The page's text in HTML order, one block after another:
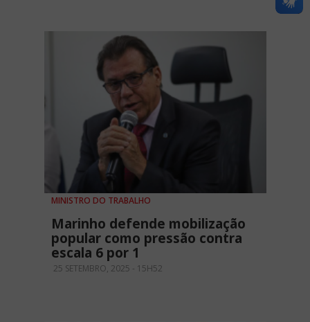
MINISTRO DO TRABALHO
Marinho defende mobilização
popular como pressão contra
escala 6 por 1
25 SETEMBRO, 2025 - 15H52